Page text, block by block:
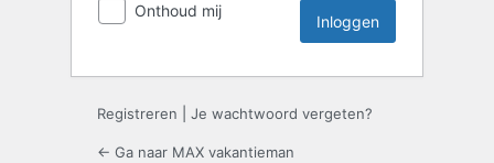
Onthoud mij
Registreren Je wachtwoord vergeten?
← Ga naar MAX vakantieman